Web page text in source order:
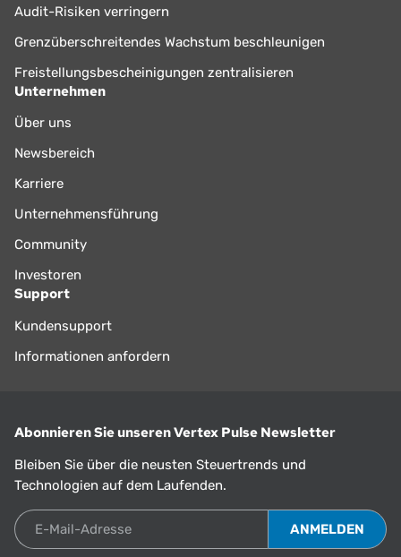
Audit-Risiken verringern
Grenzüberschreitendes Wachstum beschleunigen
Freistellungsbescheinigungen zentralisieren
Unternehmen
Über uns
Newsbereich
Karriere
Unternehmensführung
Community
Investoren
Support
Kundensupport
Informationen anfordern
Abonnieren Sie unseren Vertex Pulse Newsletter
Bleiben Sie über die neusten Steuertrends und
Technologien auf dem Laufenden.
E-Mail-Adresse